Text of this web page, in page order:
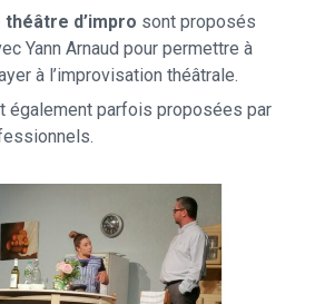
d’impro sont proposés
Yann Arnaud pour permettre à
à l’improvisation théâtrale.
également parfois proposées par